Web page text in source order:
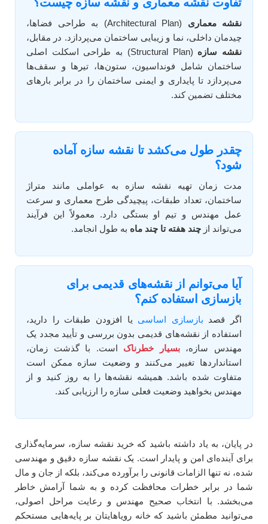
نقشه معماری
(Architectural Plan) به طراحی فضاها،
چیدمان داخلی، نما و زیبایی ساختمان می‌پردازد. در مقابل،
نقشه سازه
(Structural Plan) به طراحی اسکلت اصلی
ساختمان شامل فونداسیون، ستون‌ها، تیرها و سقف‌ها
می‌پردازد تا پایداری و ایمنی ساختمان را در برابر بارهای
مختلف تضمین کند.
چقدر طول می‌کشد تا نقشه سازه آماده
شود؟
مدت زمان تهیه نقشه سازه به عواملی مانند متراژ
ساختمان، تعداد طبقات، پیچیدگی طرح معماری و سرعت
عمل مهندس و تیم او بستگی دارد. معمولاً این فرآیند
می‌تواند از چند هفته تا چند ماه به طول انجامد.
آیا می‌توانم از نقشه‌های قدیمی برای
بازسازی استفاده کنم؟
اگر قصد بازسازی اساسی یا افزودن طبقات را دارید،
استفاده از نقشه‌های قدیمی بدون بررسی و تأیید مجدد یک
مهندس سازه،بسیار خطرناک است. با گذشت زمان،
استانداردها تغییر می‌کنند و وضعیت سازه ممکن است
متفاوت شده باشد. همیشه نقشه‌ها را به روز کنید و از
مهندس بخواهید وضعیت فعلی سازه را ارزیابی کند.
در پایان، به یاد داشته باشید که خرید نقشه سازه، سرمایه‌گذاری
برای آینده‌ای امن و پایدار است. یک نقشه سازه دقیق و مهندسی
شده، نه تنها الزامات قانونی را برآورده می‌کند، بلکه از جان و مال
شما در برابر خطرات محافظت کرده و به شما آرامش خاطر
می‌بخشد. با انتخاب صحیح مهندس و رعایت مراحل اصولی،
می‌توانید مطمئن باشید که خانه رویاهایتان بر پایه‌هایی مستحکم